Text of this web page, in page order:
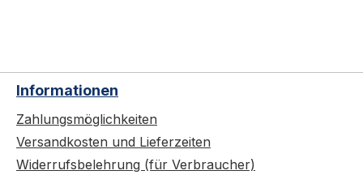
Informationen
Zahlungsmöglichkeiten
Versandkosten und Lieferzeiten
Widerrufsbelehrung (für Verbraucher)